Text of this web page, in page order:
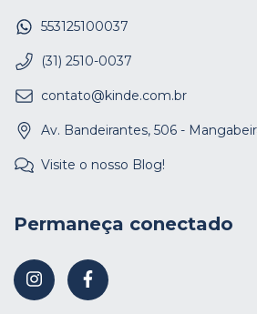
553125100037
(31) 2510-0037
contato@kinde.com.br
Av. Bandeirantes, 506 -
Visite o nosso Blog!
Permaneça conectado